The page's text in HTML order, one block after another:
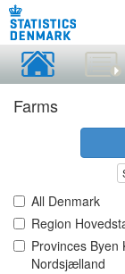
Farms
All Denmark
Region
Provinces Byen
Nordsjælland